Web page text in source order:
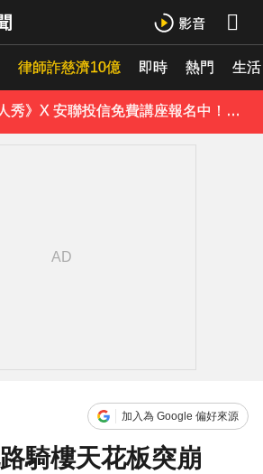
律師詐慈濟10億 即時 熱門 生活
，隨時掌握天下大小事！
《理財達人秀》X 安聯投信免費講座報名中！搶先卡位 2027
，隨時掌握天下大小事！
加入為 Google 偏好來源
騎樓天花板突崩